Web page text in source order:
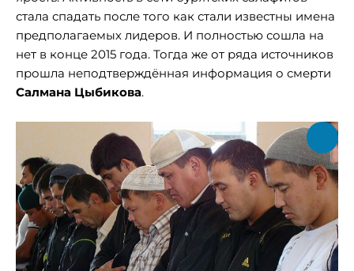
стала спадать после того как стали известны имена
предполагаемых лидеров. И полностью сошла на
нет в конце 2015 года. Тогда же от ряда источников
прошла неподтверждённая информация о смерти
Салмана Цыбикова.